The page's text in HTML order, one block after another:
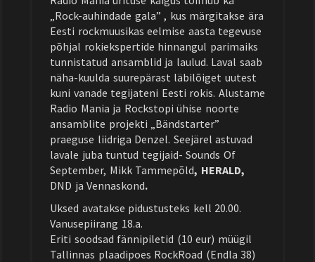
„Rock-auhindade gala” , kus märgitakse ära
Eesti rockmuusikas eelmise aasta tegevuse
põhjal rokiekspertide hinnangul parimaiks
tunnistatud ansamblid ja laulud. Laval saab
näha-kuulda suurepärast läbilõiget uutest
kuni vanade tegijateni Eesti rokis. Alustame
Radio Mania ja Rockstopi ühise noorte
ansamblite projekti „Bändstarter”
praeguse liidriga Denzel. Seejärel astuvad
lavale juba tuntud tegijaid- Sounds Of
September, Mikk Tammepõld, HERALD,
DND ja Vennaskond.
Uksed avatakse pidustusteks kell 20.00.
Vanusepiirang 18.a.
Eriti soodsad fännipiletid (10 eur) müügil
Tallinnas plaadipoes RockRoad (Endla 38)